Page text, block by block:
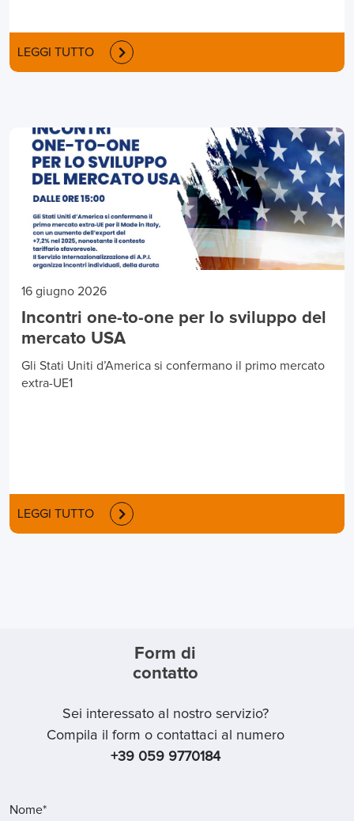
LEGGI TUTTO
16 giugno 2026
Incontri one-to-one per lo sviluppo del
mercato USA
Gli Stati Uniti d’America si confermano il primo mercato
extra-UE1
LEGGI TUTTO
Form di
contatto
Sei interessato al nostro servizio?
Compila il form o contattaci al numero
+39 059 9770184
Nome*